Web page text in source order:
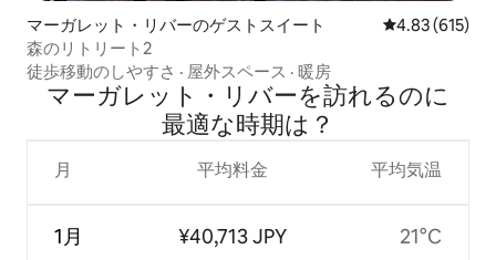
マーガレット・リバーのゲストスイート レビュー615
4.83 (615)
森のリトリート2
徒歩移動のしやすさ · 屋外スペース · 暖房
マーガレット・リバーを訪⁠れ⁠るの⁠に
最⁠適⁠な時⁠期⁠は⁠？
月
1月
平均料金
¥40,713 JPY
平均気温
21°C